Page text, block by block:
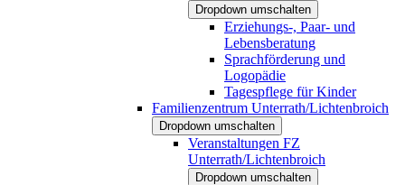
Dropdown umschalten
Erziehungs-, Paar- und
Lebensberatung
Sprachförderung und
Logopädie
Tagespflege für Kinder
Familienzentrum Unterrath/Lichtenbroich
Dropdown umschalten
Veranstaltungen FZ
Unterrath/Lichtenbroich
Dropdown umschalten